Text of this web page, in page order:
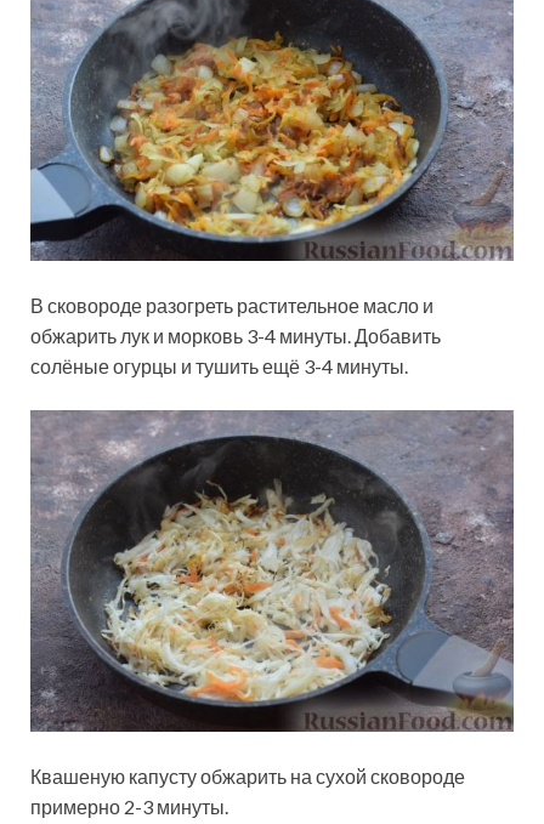
В сковороде разогреть растительное масло и
обжарить лук и морковь 3-4 минуты. Добавить
солёные огурцы и тушить ещё 3-4 минуты.
Квашеную капусту обжарить на сухой сковороде
примерно 2-3 минуты.